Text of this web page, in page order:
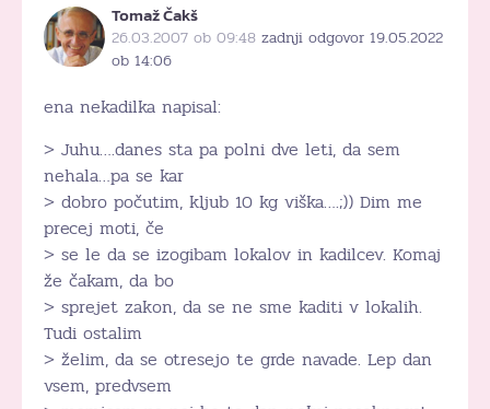
Tomaž Čakš
26.03.2007 ob 09:48 zadnji odgovor 19.05.2022
ob 14:06
ena nekadilka napisal:
> Juhu….danes sta pa polni dve leti, da sem
nehala…pa se kar
> dobro počutim, kljub 10 kg viška….;)) Dim me
precej moti, če
> se le da se izogibam lokalov in kadilcev. Komaj
že čakam, da bo
> sprejet zakon, da se ne sme kaditi v lokalih.
Tudi ostalim
> želim, da se otresejo te grde navade. Lep dan
vsem, predvsem